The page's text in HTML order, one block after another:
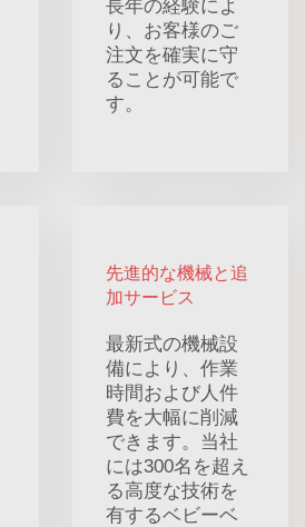
長年の経験によ
り、お客様のご
注文を確実に守
ることが可能で
す。
先進的な機械と追
加サービス
最新式の機械設
備により、作業
時間および人件
費を大幅に削減
できます。当社
には300名を超え
る高度な技術を
有するベビーベ